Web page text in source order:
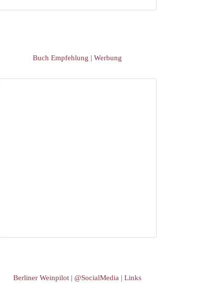
Buch Empfehlung | Werbung
Berliner Weinpilot | @SocialMedia | Links